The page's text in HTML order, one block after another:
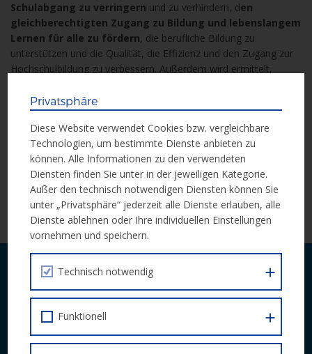
Schulabgang zu verringern und zu verhindern, den
gleichberechtigten Zugang zu Bildung und lebenslangem
Lernen für alle zu fördern, die berufliche Bildung zu
unterstützen und die Qualität, die Effizienz und den Zugang zur
Hochschulbildung zu verbessern. Außerdem wird ermittelt,
Hier geht es zur Konsultation auf deutsch.
ZUR ÜBERSICHT
Laufende Neuigkeiten zu Calls und
Veranstaltungen bequem per E-Mail.
JETZT ABONNIEREN
Privatsphäre
Diese Website verwendet Cookies bzw. vergleichbare
Technologien, um bestimmte Dienste anbieten zu
können. Alle Informationen zu den verwendeten
Diensten finden Sie unter in der jeweiligen Kategorie.
Außer den technisch notwendigen Diensten können Sie
unter „Privatsphäre“ jederzeit alle Dienste erlauben, alle
Dienste ablehnen oder Ihre individuellen Einstellungen
vornehmen und speichern.
Technisch notwendig
Funktionell